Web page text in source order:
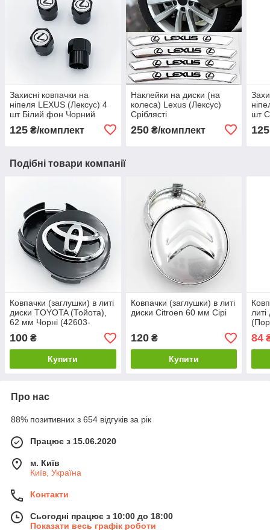
Захисні ковпачки на
ніпеля LEXUS (Лексус) 4
шт Білий фон Чорний
125 ₴/комплект
Наклейки на диски (на
колеса) Lexus (Лексус)
Сріблясті
250₴/комплект
шт
125
Подібні товари компанії
Ковпачки (заглушки) в литі
диски TOYOTA (Тойота),
62 мм Чорні (42603-
12730)
100 ₴
Купити
Ковпачки (заглушки) в литі
диски Citroen 60 мм Сірі
120₴
Купити
84
Про нас
88% позитивних з 654 відгуків за рік
Працює з 15.06.2020
м. Київ
Київ, Україна
Контакти
Сьогодні працює з 10:00 до 18:00
Показати весь графік роботи